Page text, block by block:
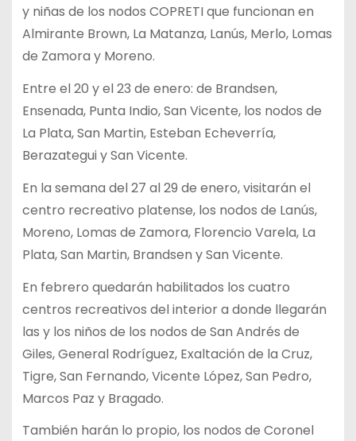
y niñas de los nodos COPRETI que funcionan en
Almirante Brown, La Matanza, Lanús, Merlo, Lomas
de Zamora y Moreno.
Entre el 20 y el 23 de enero: de Brandsen,
Ensenada, Punta Indio, San Vicente, los nodos de
La Plata, San Martin, Esteban Echeverría,
Berazategui y San Vicente.
En la semana del 27 al 29 de enero, visitarán el
centro recreativo platense, los nodos de Lanús,
Moreno, Lomas de Zamora, Florencio Varela, La
Plata, San Martin, Brandsen y San Vicente.
En febrero quedarán habilitados los cuatro
centros recreativos del interior a donde llegarán
las y los niños de los nodos de San Andrés de
Giles, General Rodríguez, Exaltación de la Cruz,
Tigre, San Fernando, Vicente López, San Pedro,
Marcos Paz y Bragado.
También harán lo propio, los nodos de Coronel